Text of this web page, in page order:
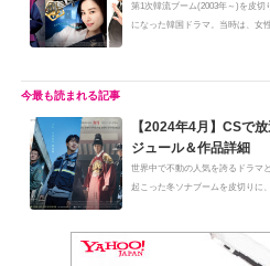
第1次韓流ブーム(2003年～)を皮
になった韓国ドラマ。当時は、女
【2024年4月】CSで
ジュール＆作品詳細
世界中で不動の人気を誇るドラマ
起こった冬ソナブームを皮切りに